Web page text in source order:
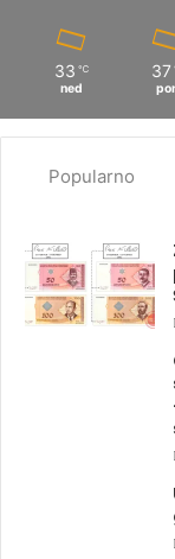
33 ℃
ned
37
Popularno